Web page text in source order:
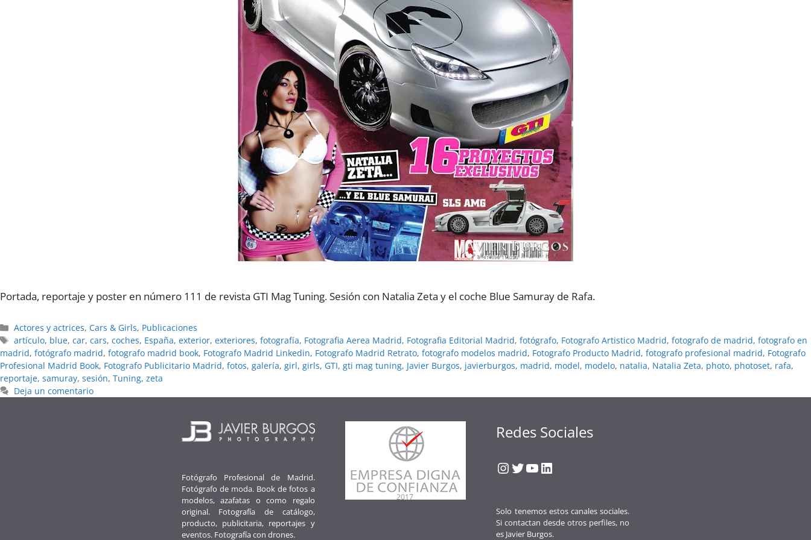
Portada, reportaje y poster en número 111 de revista GTI Mag Tuning. Sesión con Natalia Zeta y el coche Blue Samuray de Rafa.
Categorías
Actores y actrices,Cars & Girls, Publicaciones
Etiquetas
artí­culo, blue,car,cars,coches, España,exterior,exteriores,fotografí­a, Fotografia Aerea Madrid, Fotografia Editorial Madrid,fotógrafo, Fotografo Artistico Madrid,fotografo de madrid,fotografo en
madrid, fotógrafo madrid, fotografo madrid book, Fotografo Madrid Linkedin, Fotografo Madrid Retrato, fotografo modelos madrid, Fotografo Producto Madrid, fotografo profesional madrid, Fotografo
Profesional Madrid Book, Fotografo Publicitario Madrid, fotos, galerí­a, girl, girls, GTI, gti mag tuning, Javier Burgos, javierburgos, madrid, model, modelo, natalia, Natalia Zeta, photo, photoset, rafa,
reportaje, samuray, sesión, Tuning, zeta
Deja un comentario
Fotógrafo Profesional de Madrid.
Fotógrafo de moda. Book de fotos a
modelos, azafatas o como regalo
original. Fotografía de catálogo,
producto, publicitaria, reportajes y
eventos. Fotografía con drones.
Redes Sociales
Instagram
Twitter
YouTube
LinkedIn
Solo tenemos estos canales sociales.
Si contactan desde otros perfiles, no
es Javier Burgos.